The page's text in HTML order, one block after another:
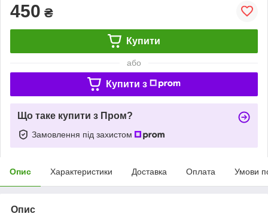
450 ₴
Купити
або
Купити з
Що таке купити з Пром?
Замовлення під захистом
Опис Характеристики Доставка Оплата Умови
Опис